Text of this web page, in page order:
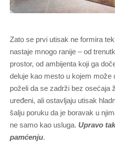
Zato se prvi utisak ne formira
nastaje mnogo ranije – od
prostor, od ambijenta koji ga
deluje kao mesto u kojem može
poželi da se zadrži bez osećaja
uređeni, ali ostavljaju utisak
šalju poruku da je boravak u
ne samo kao usluga. Upravo
pamćenju.